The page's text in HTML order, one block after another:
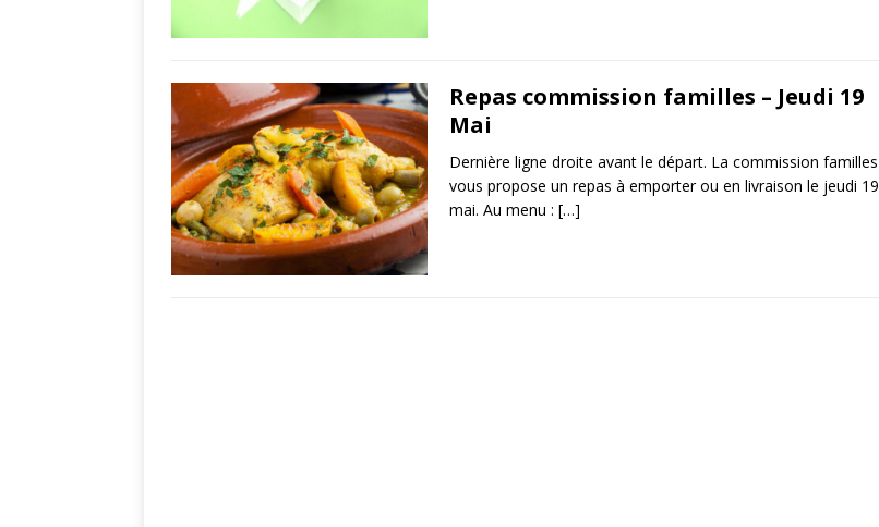
Repas commission familles – Jeudi 19
Mai
Dernière ligne droite avant le départ. La commission familles
vous propose un repas à emporter ou en livraison le jeudi 19
mai. Au menu : […]